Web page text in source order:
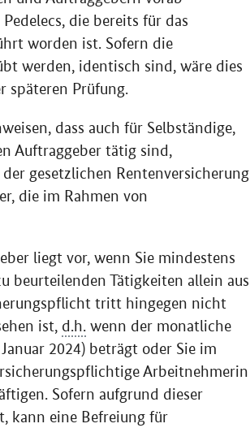
die bereits für das
worden ist. Sofern die
werden, identisch sind, wäre dies
späteren Prüfung.
dass auch für Selbständige,
Auftraggeber tätig sind,
gesetzlichen Rentenversicherung
die im Rahmen von
liegt vor, wenn Sie mindestens
beurteilenden Tätigkeiten allein aus
tritt hingegen nicht
ist, d.h. wenn der monatliche
2024) beträgt oder Sie im
Arbeitnehmerin
Sofern aufgrund dieser
kann eine Befreiung für